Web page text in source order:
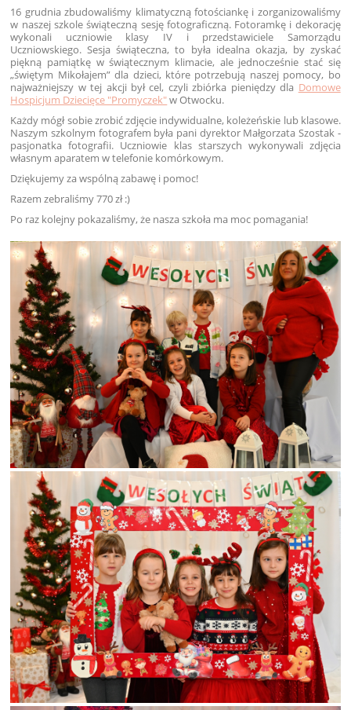
16 grudnia zbudowaliśmy klimatyczną fotościankę i zorganizowaliśmy
w naszej szkole świąteczną sesję fotograficzną. Fotoramkę i dekorację
wykonali uczniowie klasy IV i przedstawiciele Samorządu
Uczniowskiego. Sesja świąteczna, to była idealna okazja, by zyskać
piękną pamiątkę w świątecznym klimacie, ale jednocześnie stać się
„świętym Mikołajem” dla dzieci, które potrzebują naszej pomocy, bo
najważniejszy w tej akcji był cel, czyli zbiórka pieniędzy dla Domowe
Hospicjum Dziecięce "Promyczek"w Otwocku.
Każdy mógł sobie zrobić zdjęcie indywidualne, koleżeńskie lub klasowe.
Naszym szkolnym fotografem była pani dyrektor Małgorzata Szostak -
pasjonatka fotografii. Uczniowie klas starszych wykonywali zdjęcia
własnym aparatem w telefonie komórkowym.
Dziękujemy za wspólną zabawę i pomoc!
Razem zebraliśmy 770 zł :)
Po raz kolejny pokazaliśmy, że nasza szkoła ma moc pomagania!